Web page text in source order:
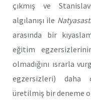
çıkmış ve
algılanışı ile
arasında bir
eğitim
olmadığını ısrarla
egzersizleri) daha
üretilmiş bir deneme